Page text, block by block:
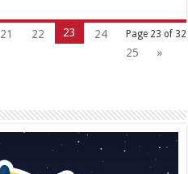
Page 23 of 32
21 22 23
24
25
»